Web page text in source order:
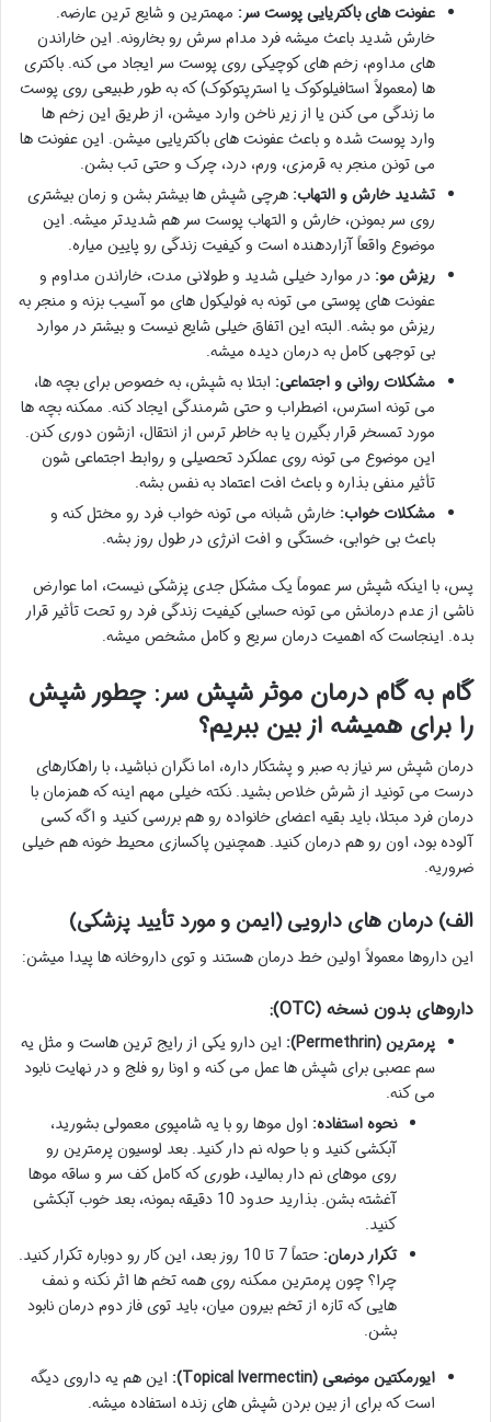
عفونت های باکتریایی پوست سر: مهمترین و شایع ترین عارضه.
خارش شدید باعث میشه فرد مدام سرش رو بخارونه. این خاراندن
های مداوم، زخم های کوچیکی روی پوست سر ایجاد می کنه. باکتری
ها (معمولاً استافیلوکوک یا استرپتوکوک) که به طور طبیعی روی پوست
ما زندگی می کنن یا از زیر ناخن وارد میشن، از طریق این زخم ها
وارد پوست شده و باعث عفونت های باکتریایی میشن. این عفونت ها
می تونن منجر به قرمزی، ورم، درد، چرک و حتی تب بشن.
تشدید خارش و التهاب: هرچی شپش ها بیشتر بشن و زمان بیشتری
روی سر بمونن، خارش و التهاب پوست سر هم شدیدتر میشه. این
موضوع واقعاً آزاردهنده است و کیفیت زندگی رو پایین میاره.
ریزش مو: در موارد خیلی شدید و طولانی مدت، خاراندن مداوم و
عفونت های پوستی می تونه به فولیکول های مو آسیب بزنه و منجر به
ریزش مو بشه. البته این اتفاق خیلی شایع نیست و بیشتر در موارد
بی توجهی کامل به درمان دیده میشه.
مشکلات روانی و اجتماعی: ابتلا به شپش، به خصوص برای بچه ها،
می تونه استرس، اضطراب و حتی شرمندگی ایجاد کنه. ممکنه بچه ها
مورد تمسخر قرار بگیرن یا به خاطر ترس از انتقال، ازشون دوری کنن.
این موضوع می تونه روی عملکرد تحصیلی و روابط اجتماعی شون
تأثیر منفی بذاره و باعث افت اعتماد به نفس بشه.
مشکلات خواب: خارش شبانه می تونه خواب فرد رو مختل کنه و
باعث بی خوابی، خستگی و افت انرژی در طول روز بشه.
پس، با اینکه شپش سر عموماً یک مشکل جدی پزشکی نیست، اما عوارض
ناشی از عدم درمانش می تونه حسابی کیفیت زندگی فرد رو تحت تأثیر قرار
بده. اینجاست که اهمیت درمان سریع و کامل مشخص میشه.
گام به گام درمان موثر شپش سر: چطور شپش
را برای همیشه از بین ببریم؟
درمان شپش سر نیاز به صبر و پشتکار داره، اما نگران نباشید، با راهکارهای
درست می تونید از شرش خلاص بشید. نکته خیلی مهم اینه که همزمان با
درمان فرد مبتلا، باید بقیه اعضای خانواده رو هم بررسی کنید و اگه کسی
آلوده بود، اون رو هم درمان کنید. همچنین پاکسازی محیط خونه هم خیلی
ضروریه.
الف) درمان های دارویی (ایمن و مورد تأیید پزشکی)
این داروها معمولاً اولین خط درمان هستند و توی داروخانه ها پیدا میشن:
داروهای بدون نسخه (OTC):
پرمترین (Permethrin):
این دارو یکی از رایج ترین هاست و مثل یه
سم عصبی برای شپش ها عمل می کنه و اونا رو فلج و در نهایت نابود
می کنه.
نحوه استفاده: اول موها رو با یه شامپوی معمولی بشورید،
آبکشی کنید و با حوله نم دار کنید. بعد لوسیون پرمترین رو
روی موهای نم دار بمالید، طوری که کامل کف سر و ساقه موها
آغشته بشن. بذارید حدود 10 دقیقه بمونه، بعد خوب آبکشی
کنید.
تکرار درمان:
حتماً 7 تا 10 روز بعد، این کار رو دوباره تکرار کنید.
چرا؟ چون پرمترین ممکنه روی همه تخم ها اثر نکنه و نمف
هایی که تازه از تخم بیرون میان، باید توی فاز دوم درمان نابود
بشن.
ایورمکتین موضعی (Topical Ivermectin):
این هم یه داروی دیگه
است که برای از بین بردن شپش های زنده استفاده میشه.